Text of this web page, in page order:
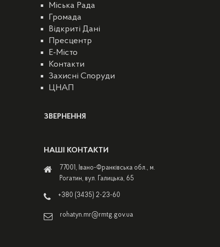
Міська Рада
Громада
Відкриті Дані
Пресцентр
E-Місто
Контакти
Захисні Споруди
ЦНАП
ЗВЕРНЕННЯ
НАШІ КОНТАКТИ
77001, Івано-Франківська обл., м.
Рогатин, вул. Галицька, 65
+380 (3435) 2-23-60
rohatyn.mr@rmtg.gov.ua